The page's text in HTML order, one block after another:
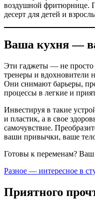
воздушной фритюрнице.
десерт для детей и
Ваша кухня —
Эти гаджеты — не
тренеры и вдохновители
Они снимают барьеры,
процессы в легкие и
Инвестируя в такие
и пластик, а в свое
самочувствие.
ваши привычки, ваше
Готовы к переменам? Ваш
Разное — интересное в
Приятного